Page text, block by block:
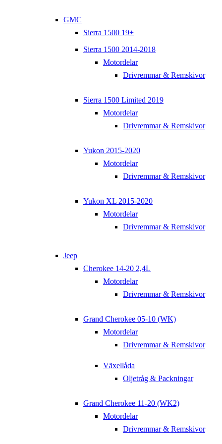
GMC
Sierra 1500 19+
Sierra 1500 2014-2018
Motordelar
Drivremmar & Remskivor
Sierra 1500 Limited 2019
Motordelar
Drivremmar & Remskivor
Yukon 2015-2020
Motordelar
Drivremmar & Remskivor
Yukon XL 2015-2020
Motordelar
Drivremmar & Remskivor
Jeep
Cherokee 14-20 2,4L
Motordelar
Drivremmar & Remskivor
Grand Cherokee 05-10 (WK)
Motordelar
Drivremmar & Remskivor
Växellåda
Oljetråg & Packningar
Grand Cherokee 11-20 (WK2)
Motordelar
Drivremmar & Remskivor